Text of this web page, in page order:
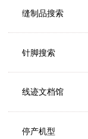
缝制品搜索
针脚搜索
线迹文档馆
停产机型